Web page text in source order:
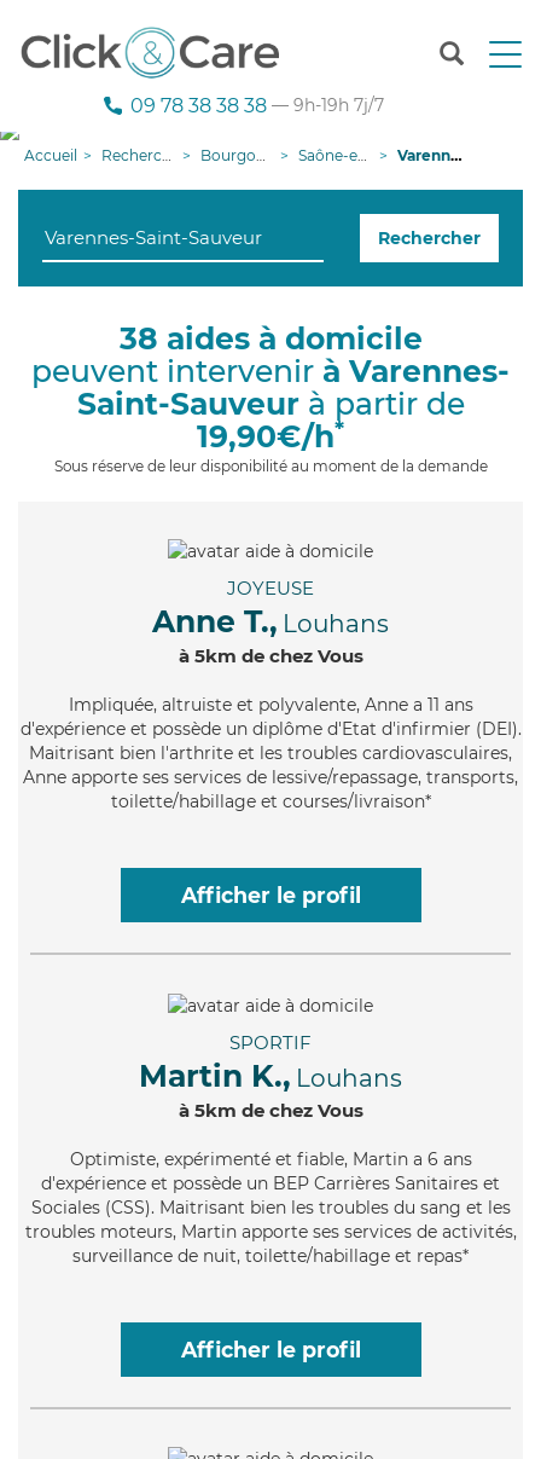
T
n
g
i
09 78 38 38 38 — 9h-19h 7j/7
Accueil Recherche aide à domicile Bourgogne-Franche-Comté Saône-et-Loire Varennes-Saint-Sauveur
Rechercher
38 aides à domicile
peuvent intervenir à Varennes-
Saint-Sauveurà partir de
19,90€/h*
Sous réserve de leur disponibilité au moment de la demande
JOYEUSE
Anne T., Louhans
à 5km de chez Vous
Impliquée, altruiste et polyvalente, Anne a 11 ans
d'expérience et possède un diplôme d'Etat d'infirmier (DEI).
Maitrisant bien l'arthrite et les troubles cardiovasculaires,
Anne apporte ses services de lessive/repassage, transports,
toilette/habillage et courses/livraison*
Afficher le profil
SPORTIF
Martin K., Louhans
à 5km de chez Vous
Optimiste, expérimenté et fiable, Martin a 6 ans
d'expérience et possède un BEP Carrières Sanitaires et
Sociales (CSS). Maitrisant bien les troubles du sang et les
troubles moteurs, Martin apporte ses services de activités,
surveillance de nuit, toilette/habillage et repas*
Afficher le profil